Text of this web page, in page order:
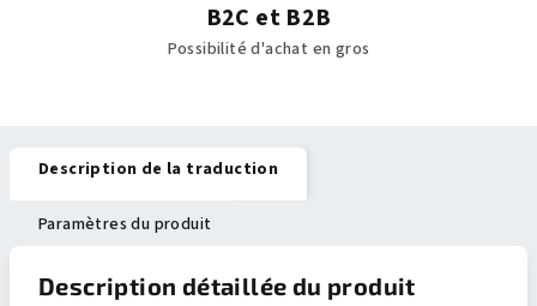
B2C et B2B
Possibilité d'achat en gros
Description de la traduction
Paramètres du produit
Description détaillée du produit